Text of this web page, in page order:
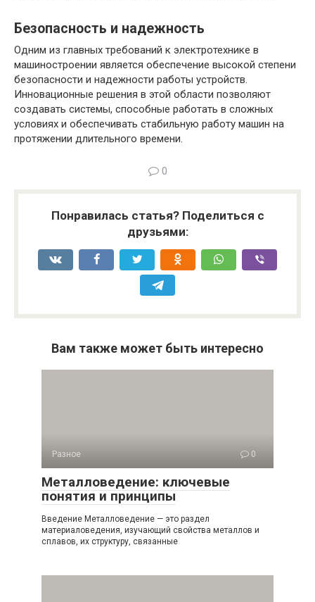
Безопасность и надежность
Одним из главных требований к электротехнике в
машиностроении является обеспечение высокой степени
безопасности и надежности работы устройств.
Инновационные решения в этой области позволяют
создавать системы, способные работать в сложных
условиях и обеспечивать стабильную работу машин на
протяжении длительного времени.
0
Понравилась статья? Поделиться с
друзьями:
Вам также может быть интересно
Разное 0
Металловедение: ключевые
понятия и принципы
Введение Металловедение — это раздел
материаловедения, изучающий свойства металлов и
сплавов, их структуру, связанные